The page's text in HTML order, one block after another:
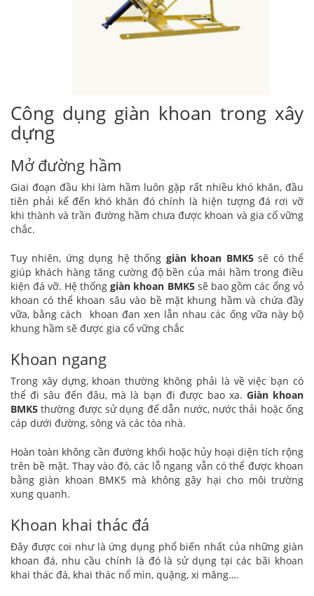
Công dụng giàn khoan trong xây
dựng
Mở đường hầm
Giai đoạn đầu khi làm hầm luôn gặp rất nhiều khó khăn, đầu
tiên phải kể đến khó khăn đó chính là hiện tượng đá rơi vỡ
khi thành và trần đường hầm chưa được khoan và gia cố vững
chắc.
Tuy nhiên, ứng dụng hệ thống giàn khoan BMK5sẽ có thể
giúp khách hàng tăng cường độ bền của mái hầm trong điều
kiện đá vỡ. Hệ thốnggiàn khoan BMK5sẽ bao gồm các ổng vỏ
khoan có thể khoan sâu vào bề mặt khung hầm và chứa đầy
vữa, bằng cách khoan đan xen lẫn nhau các ống vữa này bộ
khung hầm sẽ được gia cố vững chắc
Khoan ngang
Trong xây dựng, khoan thường không phải là về việc bạn có
thể đi sâu đến đâu, mà là bạn đi được bao xa. Giàn khoan
BMK5 thường được sử dụng để dẫn nước, nước thải hoặc ống
cáp dưới đường, sông và các tòa nhà.
Hoàn toàn không cần đường khối hoặc hủy hoại diện tích rộng
trên bề mặt. Thay vào đó, các lỗ ngang vẫn có thể được khoan
bằng giàn khoan BMK5 mà không gây hại cho môi trường
xung quanh.
Khoan khai thác đá
Đây được coi như là ứng dụng phổ biến nhất của những giàn
khoan đá, nhu cầu chính là đó là sử dụng tại các bãi khoan
khai thác đá, khai thác nổ mìn, quặng, xi măng….